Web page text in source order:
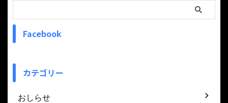
Facebook
カテゴリー
おしらせ